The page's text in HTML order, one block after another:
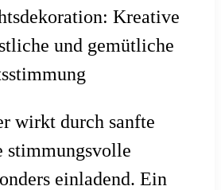
wirkt durch sanfte
stimmungsvolle
einladend. Ein